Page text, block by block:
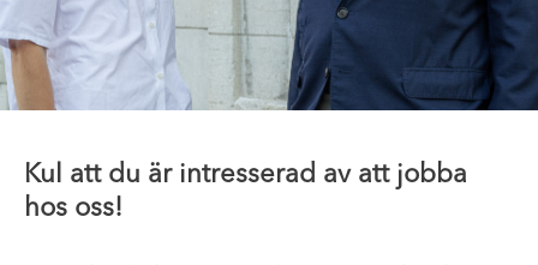
Kul att du är intresserad av att jobba
hos oss!